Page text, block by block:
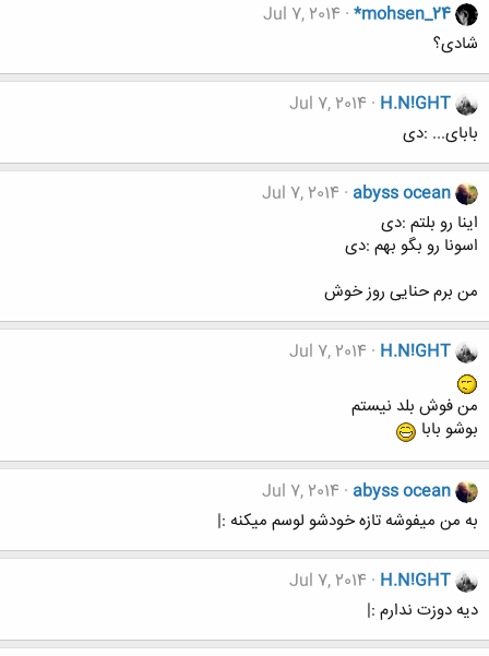
*mohsen_24
Jul 7, 2014
شادی؟
H.N!GHT
Jul 7, 2014
بابای... :دی
abyss ocean
Jul 7, 2014
اینا رو بلتم :دی
اسونا رو بگو بهم :دی
من برم حنایی روز خوش
H.N!GHT
Jul 7, 2014
من فوش بلد نیستم
بوشو بابا
abyss ocean
Jul 7, 2014
به من میفوشه تازه خودشو لوسم میکنه :|
H.N!GHT
Jul 7, 2014
دیه دوزت ندارم :|